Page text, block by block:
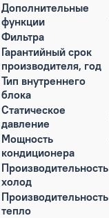
Дополнительные
функции
Фильтра
Гарантийный срок
производителя, год
Тип внутреннего
блока
Статическое
давление
Мощность
кондиционера
Производительность
холод
Производительность
тепло